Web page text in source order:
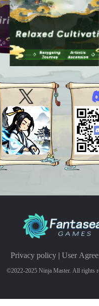
Privacy policy | User
©2022-2025 Ninja Master. All rights